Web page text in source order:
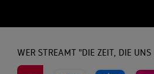
WER STREAMT "DIE ZEIT, DIE